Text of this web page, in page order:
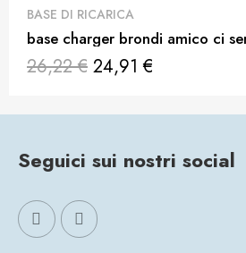
QUICK VIEW
BASE DI RICARICA
26,22 € 24,91 €
Seguici sui nostri social